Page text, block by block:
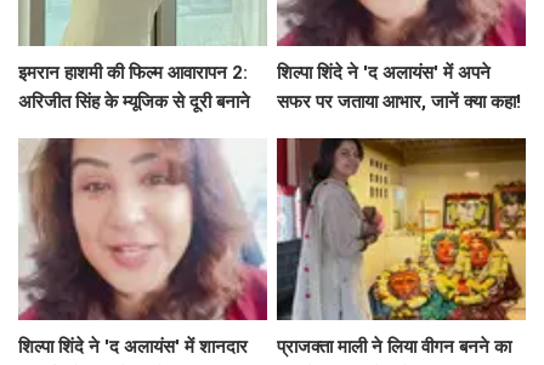
इमरान हाशमी की फिल्म आवारापन 2:
अरिजीत सिंह के म्यूजिक से दूरी बनाने
शिल्पा शिंदे ने 'द अलायंस' में अपने
सफर पर जताया आभार, जानें क्या कहा!
शिल्पा शिंदे ने 'द अलायंस' में शानदार
प्राजक्ता माली ने लिया वीगन बनने का